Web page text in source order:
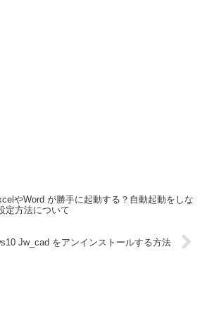
やWord が勝手に起動する？自動起動をしな
定方法について
Jw_cad をアンインストールする方法